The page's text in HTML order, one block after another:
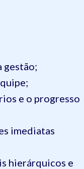
gestão;
e o progresso
imediatas
hierárquicos e